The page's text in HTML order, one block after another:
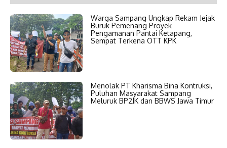
Warga Sampang Ungkap Rekam Jejak
Buruk Pemenang Proyek
Pengamanan Pantai Ketapang,
Sempat Terkena OTT KPK
Menolak PT Kharisma Bina Kontruksi,
Puluhan Masyarakat Sampang
Meluruk BP2JK dan BBWS Jawa Timur